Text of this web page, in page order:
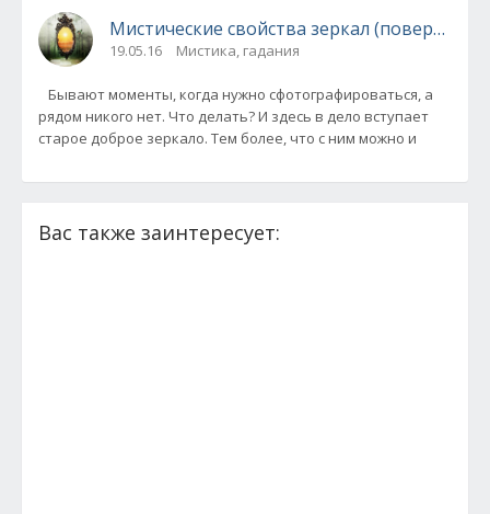
Мистические свойства зеркал
19.05.16 Мистика, гадания
Бывают моменты, когда нужно сфотографироваться, а
рядом никого нет. Что делать? И здесь в дело вступает
старое доброе зеркало. Тем более, что с ним можно и
Вас также заинтересует: